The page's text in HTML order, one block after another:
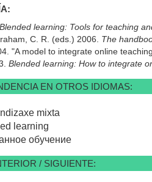
Blended learning: Tools for teaching
C. R. (eds.) 2006. The
"A model to integrate online
Blended learning: How to integrate
EN OTROS IDIOMAS:
mixta
learning
обучение
/ SIGUIENTE: